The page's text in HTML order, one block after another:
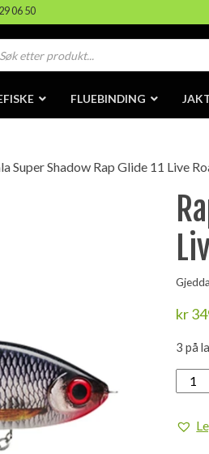
06 50
FLUEBINDING
Super Shadow Rap Glide 11 Live
kr
3 på
Rapala
Super
Rap